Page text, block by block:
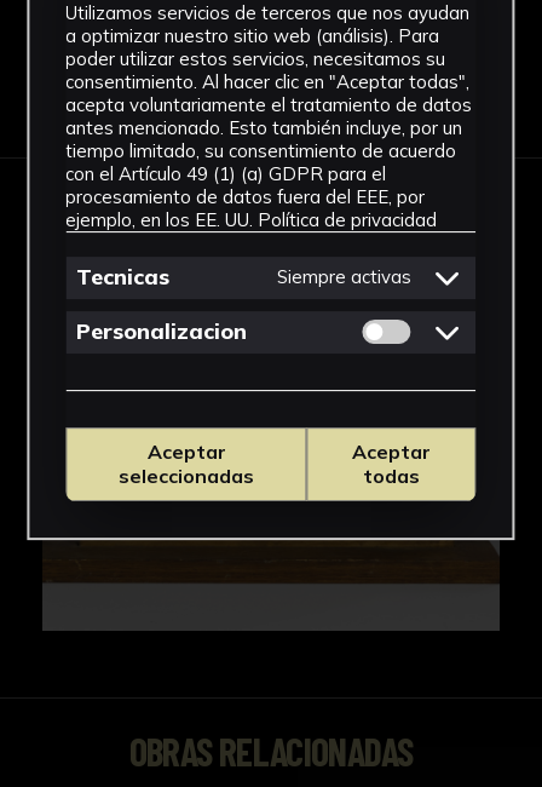
Descargar Ficha
IMÁGENES
OBRAS RELACIONADAS
Utilizamos servicios de terceros que nos ayudan
a optimizar nuestro sitio web (análisis). Para
poder utilizar estos servicios, necesitamos su
consentimiento. Al hacer clic en "Aceptar todas",
acepta voluntariamente el tratamiento de datos
antes mencionado. Esto también incluye, por un
tiempo limitado, su consentimiento de acuerdo
con el Artículo 49 (1) (a) GDPR para el
procesamiento de datos fuera del EEE, por
ejemplo, en los EE. UU. Política de privacidad
Tecnicas Siempre activas
Personalizacion Permitir cookies
Aceptar
seleccionadas
Aceptar
todas